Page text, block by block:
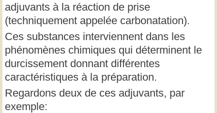
adjuvants à la réaction de prise
(techniquement appelée carbonatation).
Ces substances interviennent dans les
phénomènes chimiques qui déterminent le
durcissement donnant différentes
caractéristiques à la préparation.
Regardons deux de ces adjuvants, par
exemple: